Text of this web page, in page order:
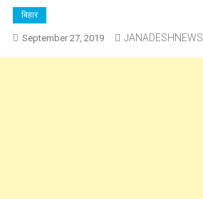
बिहार
September 27, 2019 JANADESHNEWS